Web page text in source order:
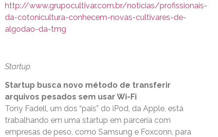
http://www.grupocultivar.com.br/noticias/profissionais-
da-cotonicultura-conhecem-novas-cultivares-de-
algodao-da-tmg
Startup
Startup busca novo método de transferir
arquivos pesados sem usar Wi-Fi
Tony Fadell, um dos “pais” do iPod, da Apple, está
trabalhando em uma startup em parceria com
empresas de peso, como Samsung e Foxconn, para